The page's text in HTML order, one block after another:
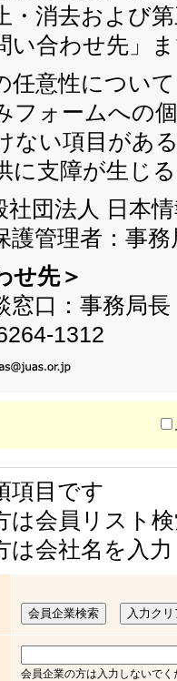
・消去および
い合わせ先」
任意性について
フォームへの
ない項目があ
に支障が生じ
社団法人 日本
護管理者：事
せ先＞
窓口：事務
1312
項目です
は会員リスト
は会社名を入
会員企業の方は入力しないで